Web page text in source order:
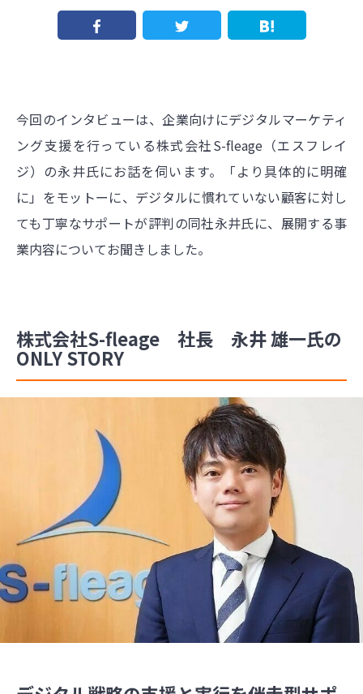
今回のインタビューは、企業向けにデジタルマーケティ
ング支援を行っている株式会社S-fleage（エスフレイ
ジ）の永井氏にお話を伺います。「より具体的に明確
に」をモットーに、デジタルに慣れていない顧客に対し
ても丁寧なサポートが評判の同社永井氏に、展開する事
業内容についてお聞きしました。
株式会社S-fleage 社長 永井 雄一氏の
ONLY STORY